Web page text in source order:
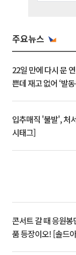
주요뉴스
22일 만에 다시 문
쁜데 재고 없어 ‘발
입추매직 '불발', 처
시태그]
콘서트 갈 때 응원
품 등장이오! [솔드